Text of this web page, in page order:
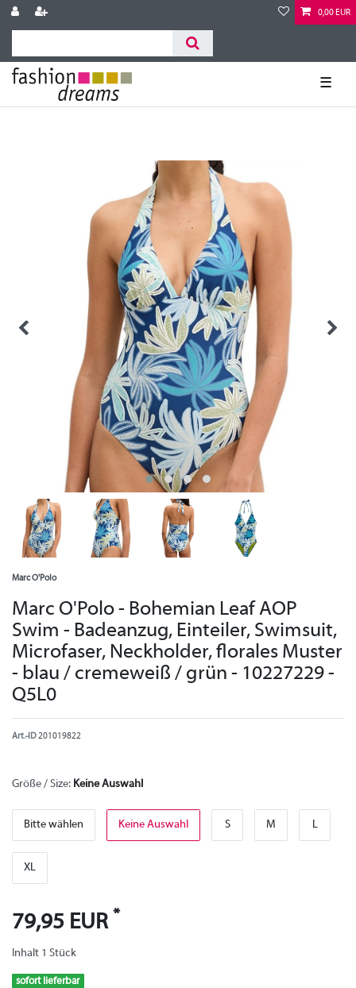
0,00 EUR
☰
Marc O'Polo
Marc O'Polo - Bohemian Leaf AOP
Swim - Badeanzug, Einteiler, Swimsuit,
Microfaser, Neckholder, florales Muster
- blau / cremeweiß / grün - 10227229 -
Q5L0
Art.-ID201019822
Größe / Size: Keine Auswahl
Bitte wählen Keine Auswahl S M L
XL
79,95 EUR *
Inhalt 1 Stück
sofort lieferbar